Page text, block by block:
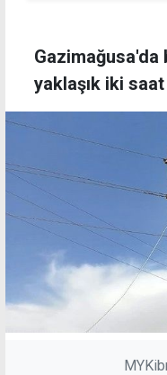
Gazimağusa'da
yaklaşık iki